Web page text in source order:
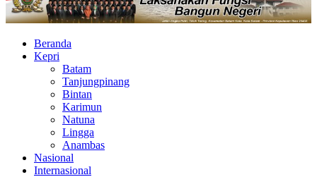
Beranda
Kepri
Batam
Tanjungpinang
Bintan
Karimun
Natuna
Lingga
Anambas
Nasional
Internasional